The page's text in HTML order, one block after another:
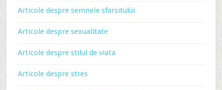
Articole despre semnele sfarsitului
Articole despre sexualitate
Articole despre stilul de viata
Articole despre stres